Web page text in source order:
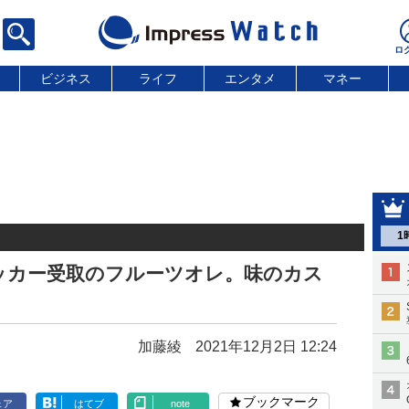
ビジネス ライフ エンタメ マネー
1
ー受取のフルーツオレ。味のカス
加藤綾 2021年12月2日 12:24
ア はてブ note ブックマーク